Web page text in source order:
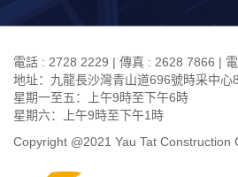
電話 : 2728 2229 | 傳真 : 2628 7866 |
地址：九龍長沙灣青山道696號時采中心
星期一至五：上午9時至下午6時
星期六：上午9時至下午1時
Copyright @2021 Yau Tat Construction